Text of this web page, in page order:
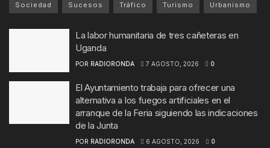
Sociedad Sucesos Tráfico Turismo Urbanismo
La labor humanitaria de tres cañeteras en
Uganda
POR RADIORONDA 7 AGOSTO, 2026 0
El Ayuntamiento trabaja para ofrecer una
alternativa a los fuegos artificiales en el
arranque de la Feria siguiendo las indicaciones
de la Junta
POR RADIORONDA 6 AGOSTO, 2026 0